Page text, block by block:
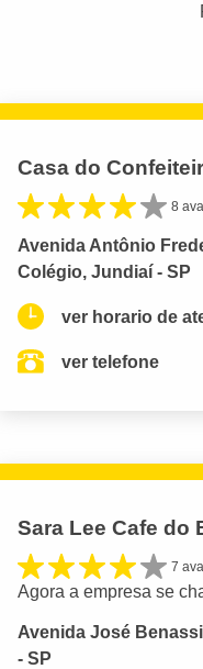
Casa do
8
Avenida Antônio
Colégio, Jundiaí - SP
ver horario de
ver telefone
Sara Lee Cafe do
7
Agora a empresa se
Avenida José
- SP